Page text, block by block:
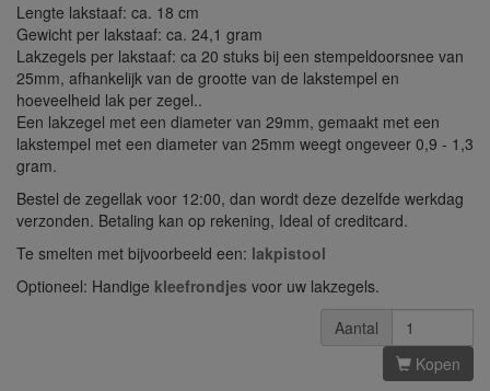
Lengte lakstaaf: ca. 18 cm
Gewicht per lakstaaf: ca. 24,1 gram
Lakzegels per lakstaaf: ca 20 stuks bij een stempeldoorsnee van
25mm, afhankelijk van de grootte van de lakstempel en
hoeveelheid lak per zegel..
Een lakzegel met een diameter van 29mm, gemaakt met een
lakstempel met een diameter van 25mm weegt ongeveer 0,9 - 1,3
gram.
Bestel de zegellak voor 12:00, dan wordt deze dezelfde werkdag
verzonden. Betaling kan op rekening, Ideal of creditcard.
Te smelten met bijvoorbeeld een: lakpistool
Optioneel: Handige kleefrondjes voor uw lakzegels.
Aantal
Kopen